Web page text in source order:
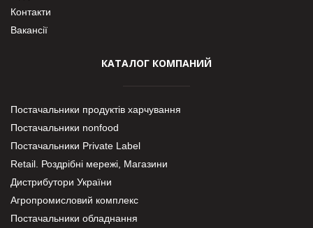
Контакти
Вакансії
КАТАЛОГ КОМПАНИЙ
Постачальники продуктів харчування
Постачальники nonfood
Постачальники Private Label
Retail. Роздрібні мережі, Магазини
Дистрибутори України
Агропромисловий комплекс
Постачальники обладнання